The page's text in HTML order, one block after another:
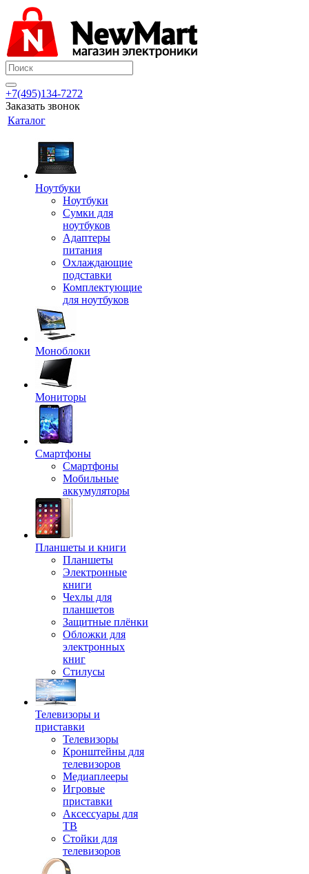
+7(495)134-7272
Заказать звонок
Каталог
Ноутбуки
Ноутбуки
Сумки для
ноутбуков
Адаптеры
питания
Охлаждающие
подставки
Комплектующие
для ноутбуков
Моноблоки
Мониторы
Смартфоны
Смартфоны
Мобильные
аккумуляторы
Планшеты и книги
Планшеты
Электронные
книги
Чехлы для
планшетов
Защитные плёнки
Обложки для
электронных
книг
Стилусы
Телевизоры и
приставки
Телевизоры
Кронштейны для
телевизоров
Медиаплееры
Игровые
приставки
Аксессуары для
ТВ
Стойки для
телевизоров